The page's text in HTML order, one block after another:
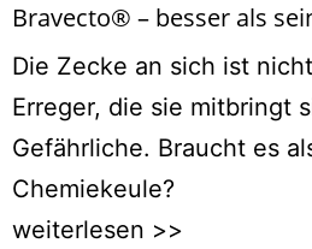
Bravecto® – besser als
Die Zecke an sich ist
Erreger, die sie mitbringt
Gefährliche. Braucht es
Chemiekeule?
weiterlesen >>